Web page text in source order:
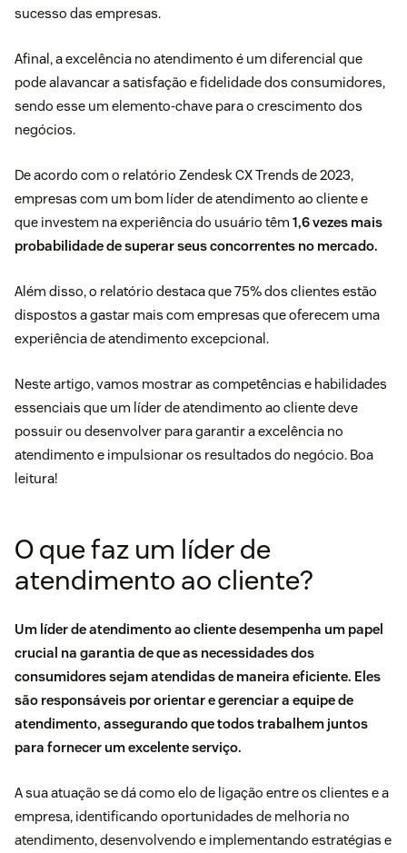
sucesso das empresas.
Afinal, a excelência no atendimento é um diferencial que
pode alavancar a satisfação e fidelidade dos consumidores,
sendo esse um elemento-chave para o crescimento dos
negócios.
De acordo com o relatório Zendesk CX Trends de 2023,
empresas com um bom líder de atendimento ao cliente e
que investem na experiência do usuário têm 1,6 vezes mais
probabilidade de superar seus concorrentes no mercado.
Além disso, o relatório destaca que 75% dos clientes estão
dispostos a gastar mais com empresas que oferecem uma
experiência de atendimento excepcional.
Neste artigo, vamos mostrar as competências e habilidades
essenciais que um líder de atendimento ao cliente deve
possuir ou desenvolver para garantir a excelência no
atendimento e impulsionar os resultados do negócio. Boa
leitura!
O que faz um líder de
atendimento ao cliente?
Um líder de atendimento ao cliente desempenha um papel
crucial na garantia de que as necessidades dos
consumidores sejam atendidas de maneira eficiente. Eles
são responsáveis por orientar e gerenciar a equipe de
atendimento, assegurando que todos trabalhem juntos
para fornecer um excelente serviço.
A sua atuação se dá como elo de ligação entre os clientes e a
empresa, identificando oportunidades de melhoria no
atendimento, desenvolvendo e implementando estratégias e